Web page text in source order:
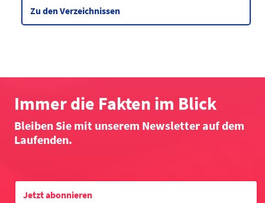
Datentabelle zum Diagramm
2022
2
2024
4
2025
6
Zu den Verzeichnissen
Immer die Fakten im Blick
Bleiben Sie mit unserem Newsletter auf dem
Laufenden.
Jetzt abonnieren